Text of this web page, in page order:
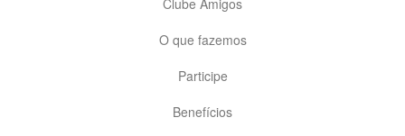
Clube Amigos
O que fazemos
Participe
Benefícios